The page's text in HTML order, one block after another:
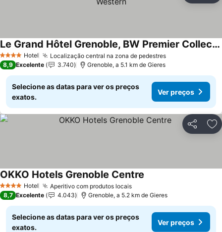
4 EstrelasHotel Localização central na zona de pedestres
Le Grand Hôtel Grenoble, BW Premier Collection by Best Western
8,9 Excelente 3.740 Grenoble, a 5.1 km de Gieres
Selecione as datas para ver os preços
exatos.
Ver preços
Partilhar
4 EstrelasHotel Aperitivo com produtos locais
OKKO Hotels Grenoble Centre
8,7 Excelente 4.043 Grenoble, a 5.2 km de Gieres
Selecione as datas para ver os preços
exatos.
Ver preços